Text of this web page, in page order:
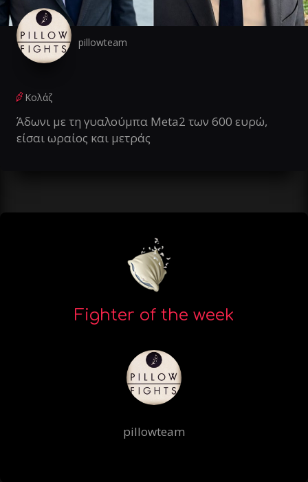
pillowteam
Κολάζ
Άδωνι με τη γυαλούμπα Meta2 των 600 ευρώ,
είσαι ωραίος και μετράς
Fighter of the week
pillowteam